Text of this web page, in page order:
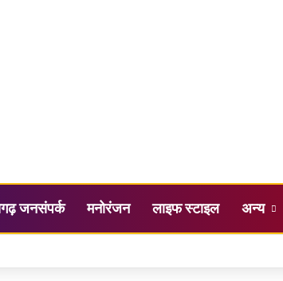
जनसंपर्क मनोरंजन लाइफ स्टाइल अन्य